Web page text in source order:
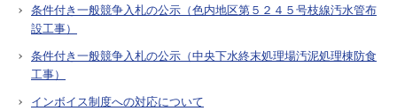
条件付き一般競争入札の公示（色内地区第５２４５号枝線汚水管布
設工事）
条件付き一般競争入札の公示（中央下水終末処理場汚泥処理棟防食
工事）
インボイス制度への対応について